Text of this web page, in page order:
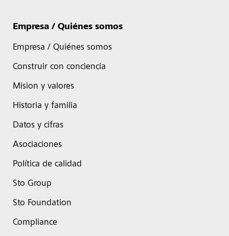
Empresa / Quiénes somos
Empresa / Quiénes somos
Construir con conciencia
Mision y valores
Historia y familia
Datos y cifras
Asociaciones
Política de calidad
Sto Group
Sto Foundation
Compliance